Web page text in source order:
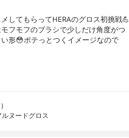
してもらってHERAのグロス初挑戦💪
フモフのブラシで少しだけ角度がつ
形😳ポテっとつくイメージなので
ヌードグロス